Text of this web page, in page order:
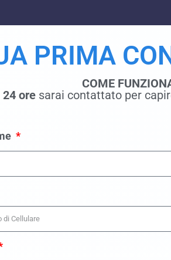
PRIMA
COME
ore sarai contattato per